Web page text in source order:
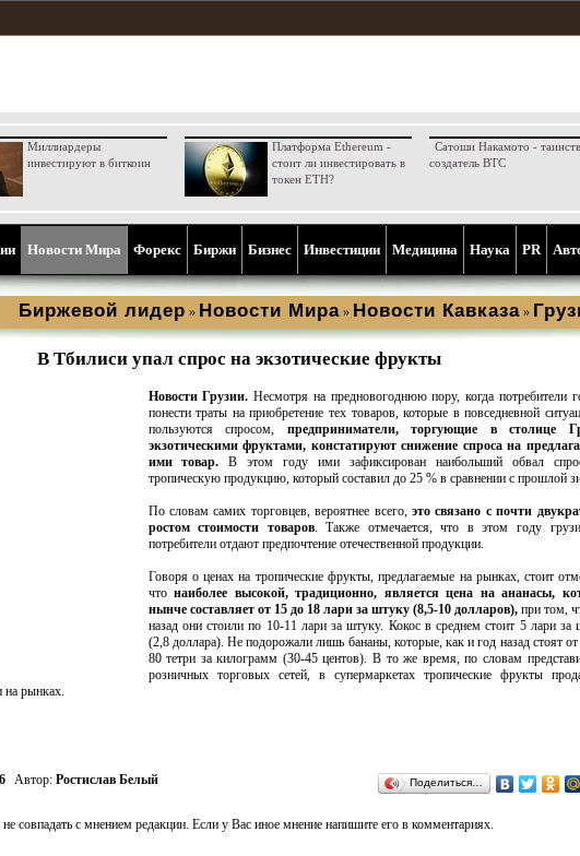
Миллиардеры
инвестируют в биткоин
Платформа Ethereum -
стоит ли инвестировать в
токен ETH?
Сатоши Накамото -
создатель BTC
Новости Мира Форекс Биржи Бизнес Инвестиции Медицина Наука PR
Биржевой лидер » Новости Мира » Новости Кавказа »
В Тбилиси упал спрос на экзотические фрукты
Новости Грузии. Несмотря на предновогоднюю пору, когда потребители
понести траты на приобретение тех товаров, которые в повседневной
пользуются спросом, предприниматели, торгующие в столице
экзотическими фруктами, констатируют снижение спроса на
ими товар. В этом году ими зафиксирован наибольший обвал
тропическую продукцию, который составил до 25 % в сравнении с прошлой
По словам самих торговцев, вероятнее всего, это связано с почти
ростом стоимости товаров. Также отмечается, что в этом году
потребители отдают предпочтение отечественной продукции.
Говоря о ценах на тропические фрукты, предлагаемые на рынках, стоит
что наиболее высокой, традиционно, является цена на ананасы,
нынче составляет от 15 до 18 лари за штуку (8,5-10 долларов), при том,
назад они стоили по 10-11 лари за штуку. Кокос в среднем стоит 5 лари за
(2,8 доллара). Не подорожали лишь бананы, которые, как и год назад стоят
80 тетри за килограмм (30-45 центов). В то же время, по словам
розничных торговых сетей, в супермаркетах тропические фрукты
на рынках.
Автор: Ростислав Белый Поделиться…
совпадать с мнением редакции. Если у Вас иное мнение напишите его в комментариях.